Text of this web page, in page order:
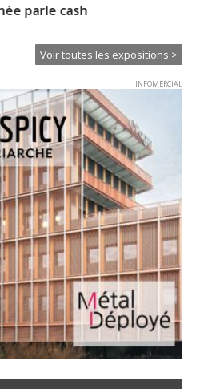
parle cash
Voir toutes les expositions >
INFOMERCIAL